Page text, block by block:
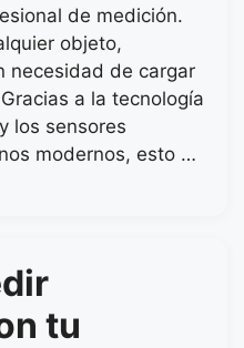
de medición.
objeto,
necesidad de cargar
a la tecnología
los sensores
modernos, esto …
tu